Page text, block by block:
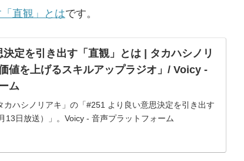
直観」とはです。
定を引き出す「直観」とは | タカハシノリ
値を上げるスキルアップラジオ」/ Voicy -
ム
カハシノリアキ」の「#251 より良い意思決定を引き出す
13日放送）」。Voicy - 音声プラットフォーム